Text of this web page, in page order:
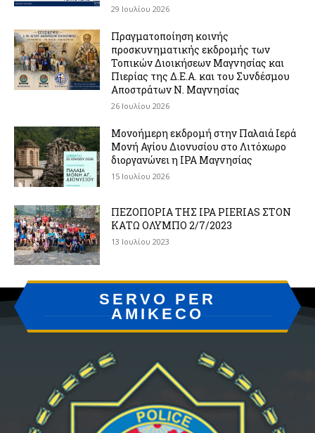
29 Ιουλίου 2026
Πραγματοποίηση κοινής
προσκυνηματικής εκδρομής των
Τοπικών Διοικήσεων Μαγνησίας και
Πιερίας της Δ.Ε.Α. και του Συνδέσμου
Αποστράτων Ν. Μαγνησίας
26 Ιουλίου 2026
Μονοήμερη εκδρομή στην Παλαιά Ιερά
Μονή Αγίου Διονυσίου στο Λιτόχωρο
διοργανώνει η IPA Μαγνησίας
15 Ιουλίου 2026
ΠΕΖΟΠΟΡΙΑ ΤΗΣ IPA PIERIAS ΣΤΟΝ
ΚΑΤΩ ΟΛΥΜΠΟ 2/7/2023
13 Ιουλίου 2023
SERVO PER
AMIKECO